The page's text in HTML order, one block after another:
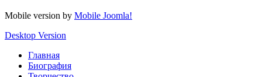
Mobile version by Mobile Joomla!
Desktop Version
Главная
Биография